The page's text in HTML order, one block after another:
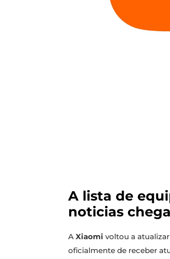
A lista de
noticias
A Xiaomi voltou a
oficialmente de receber